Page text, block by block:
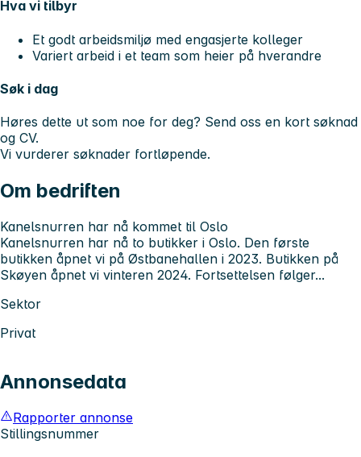
Hva vi tilbyr
Et godt arbeidsmiljø med engasjerte kolleger
Variert arbeid i et team som heier på hverandre
Søk i dag
Høres dette ut som noe for deg? Send oss en kort søknad
og CV.
Vi vurderer søknader fortløpende.
Om bedriften
Kanelsnurren har nå kommet til Oslo
Kanelsnurren har nå to butikker i Oslo. Den første
butikken åpnet vi på Østbanehallen i 2023. Butikken på
Skøyen åpnet vi vinteren 2024. Fortsettelsen følger...
Sektor
Privat
Annonsedata
Rapporter annonse
Stillingsnummer